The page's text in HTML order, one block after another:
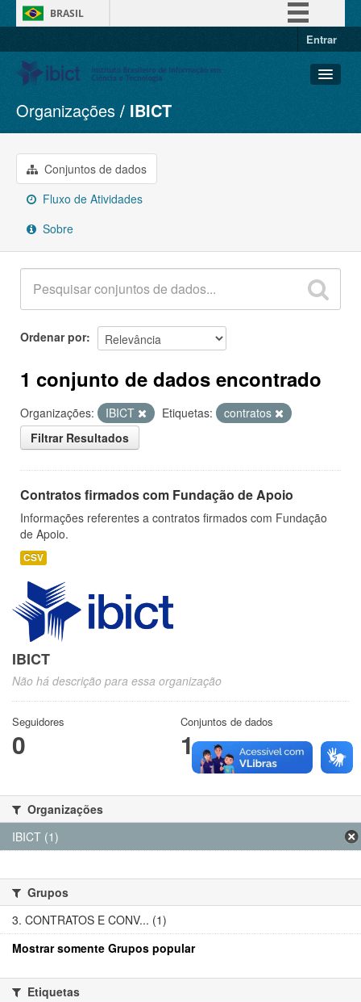
BRASIL
Entrar
Conjuntos de dados
Organizações
Grupos
Sobre
Organizações IBICT
Conjuntos de dados
Fluxo de Atividades
Sobre
Ordenar por
1 conjunto de dados encontrado
Organizações: IBICT Etiquetas:
contratos
Filtrar Resultados
Contratos firmados com Fundação de Apoio
Informações referentes a contratos firmados com Fundação
de Apoio.
CSV
IBICT
Não há descrição para essa organização
Seguidores
0
Conjuntos de dados
1
Organizações
IBICT (1)
Grupos
3. CONTRATOS E CONV... (1)
Mostrar somente Grupos popular
Etiquetas